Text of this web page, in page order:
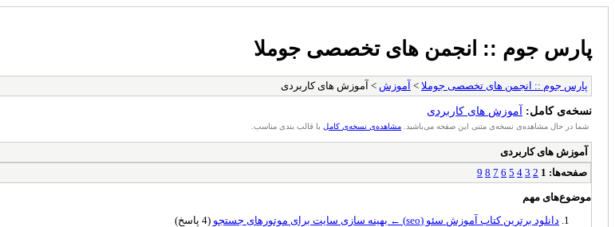
پارس جوم :: انجمن های تخصصی جوملا
پارس جوم :: انجمن های تخصصی جوملا > آموزش > آموزش های کاربردی
نسخه‌ی کامل: آموزش های کاربردی
شما در حال مشاهده‌ی نسخه‌ی متنی این صفحه می‌باشید. مشاهده‌ی نسخه‌ی کامل با قالب بندی مناسب.
آموزش های کاربردی
صفحه‌ها: 1
2
3
4
5
6
7
8
9
موضوع‌های مهم
دانلود برترین کتاب آموزش سئو (seo) ← بهینه سازی سایت برای موتورهای جستجو
(4 پاسخ)